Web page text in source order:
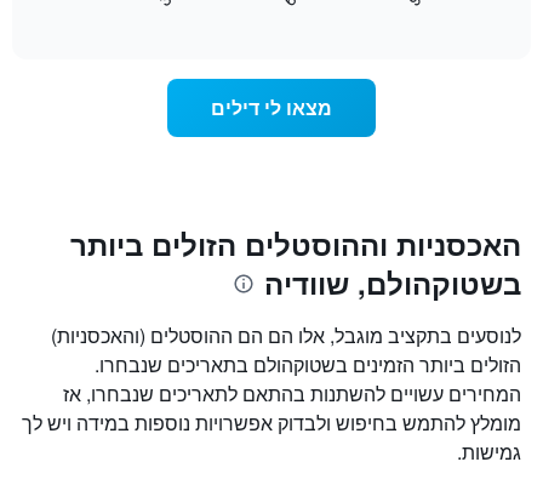
חדר
X
המציגים
את
הימים
שנותרו
עד
למועד
השהות
התרשים
מצאו לי דילים
האכסניות וההוסטלים הזולים ביותר
בשטוקהולם, שוודיה
לנוסעים בתקציב מוגבל, אלו הם הם ההוסטלים (והאכסניות)
הזולים ביותר הזמינים בשטוקהולם בתאריכים שנבחרו.
המחירים עשויים להשתנות בהתאם לתאריכים שנבחרו, אז
מומלץ להתמש בחיפוש ולבדוק אפשרויות נוספות במידה ויש לך
גמישות.